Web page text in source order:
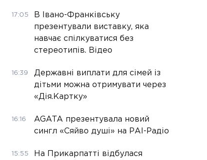
17:05
В Івано-Франківську
презентували виставку, яка
навчає спілкуватися без
стереотипів. Відео
16:39
Державні виплати для сімей із
дітьми можна отримувати через
«Дія.Картку»
16:16
AGATA презентувала новий
сингл «Сяйво душі» на РАІ-Радіо
15:55
На Прикарпатті відбулася